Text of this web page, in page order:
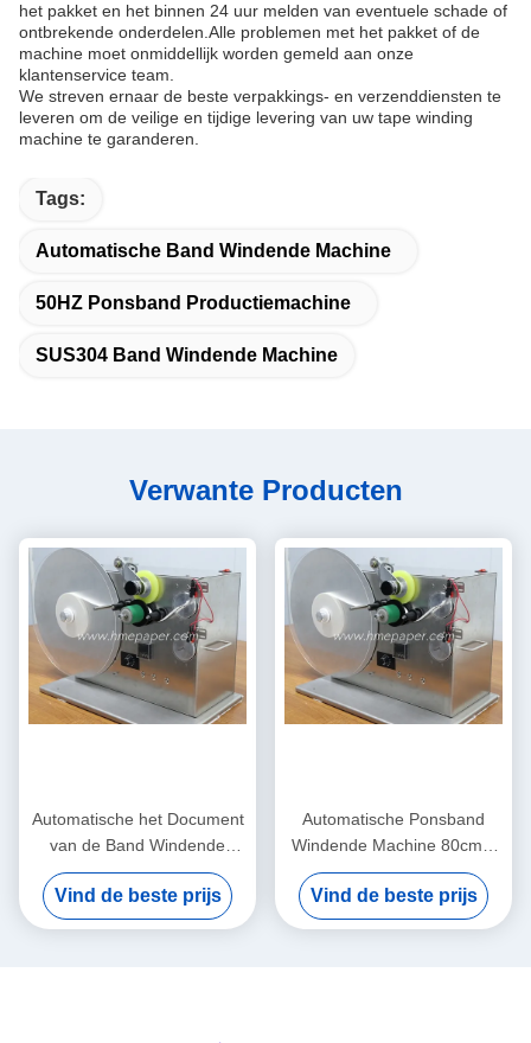
het pakket en het binnen 24 uur melden van eventuele schade of
ontbrekende onderdelen.Alle problemen met het pakket of de
machine moet onmiddellijk worden gemeld aan onze
klantenservice team.
We streven ernaar de beste verpakkings- en verzenddiensten te
leveren om de veilige en tijdige levering van uw tape winding
machine te garanderen.
Tags:
Automatische Band Windende Machine
50HZ Ponsband Productiemachine
SUS304 Band Windende Machine
Verwante Producten
Automatische het Document
van de Band Windende
Machine Broodjes Windende
Machine
Vind de beste prijs
Automatische Ponsband
Windende Machine 80cm x
45cm x 55cm
Vind de beste prijs